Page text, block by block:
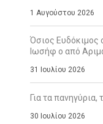
1 Αυγούστου 2026
Όσιος Ευδόκιμος
Ιωσήφ ο από
31 Ιουλίου 2026
Για τα
30 Ιουλίου 2026